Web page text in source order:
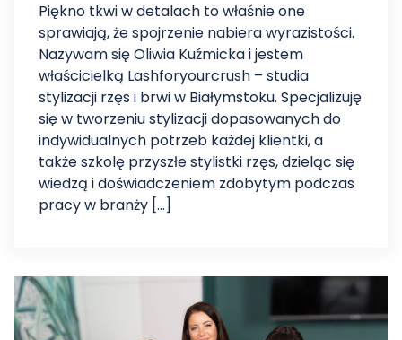
Piękno tkwi w detalach to właśnie one
sprawiają, że spojrzenie nabiera wyrazistości.
Nazywam się Oliwia Kuźmicka i jestem
właścicielką Lashforyourcrush – studia
stylizacji rzęs i brwi w Białymstoku. Specjalizuję
się w tworzeniu stylizacji dopasowanych do
indywidualnych potrzeb każdej klientki, a
także szkolę przyszłe stylistki rzęs, dzieląc się
wiedzą i doświadczeniem zdobytym podczas
pracy w branży […]